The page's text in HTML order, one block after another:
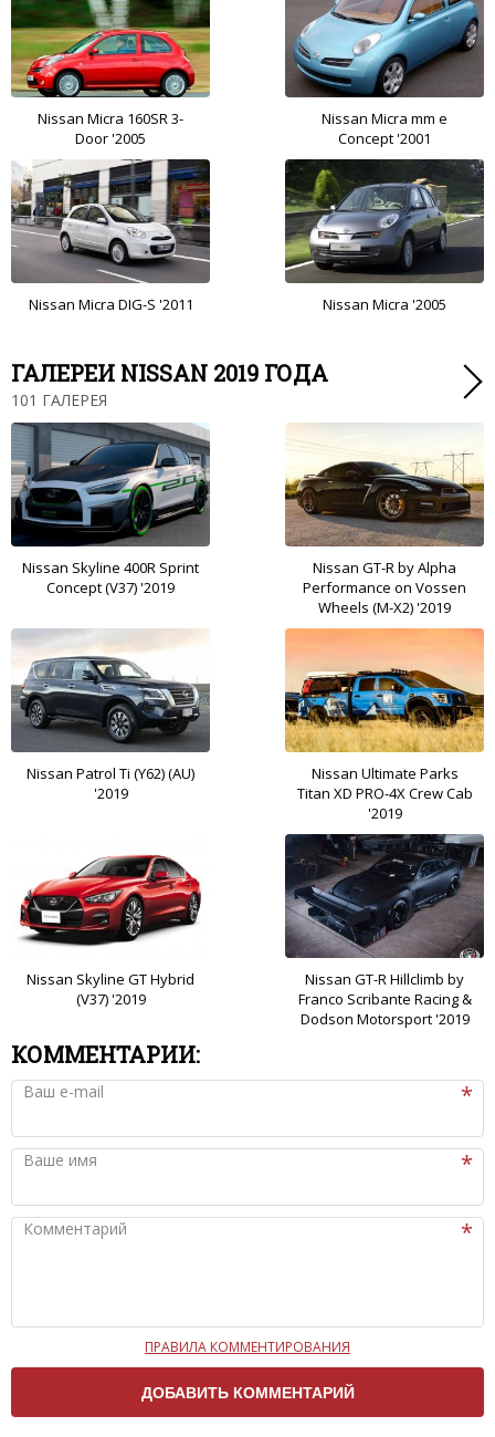
Nissan Micra 160SR 3-
Door '2005
Nissan Micra mm e
Concept '2001
Nissan Micra DIG-S '2011 Nissan Micra '2005
ГАЛЕРЕИ NISSAN 2019 ГОДА
101 ГАЛЕРЕЯ
Nissan Skyline 400R Sprint
Concept (V37) '2019
Nissan GT-R by Alpha
Performance on Vossen
Wheels (M-X2) '2019
Nissan Patrol Ti (Y62) (AU)
'2019
Nissan Ultimate Parks
Titan XD PRO-4X Crew Cab
'2019
Nissan Skyline GT Hybrid
(V37) '2019
Nissan GT-R Hillclimb by
Franco Scribante Racing &
Dodson Motorsport '2019
КОММЕНТАРИИ:
Ваш e-mail
Ваше имя
Комментарий
Чтобы ваш комментарий был опубликован на сайте,
вам нужно придерживаться следующих правил:
Комментарий не может быть слишком
ПРАВИЛА КОММЕНТИРОВАНИЯ